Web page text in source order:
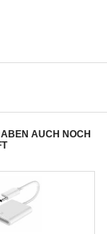
AUCH NOCH